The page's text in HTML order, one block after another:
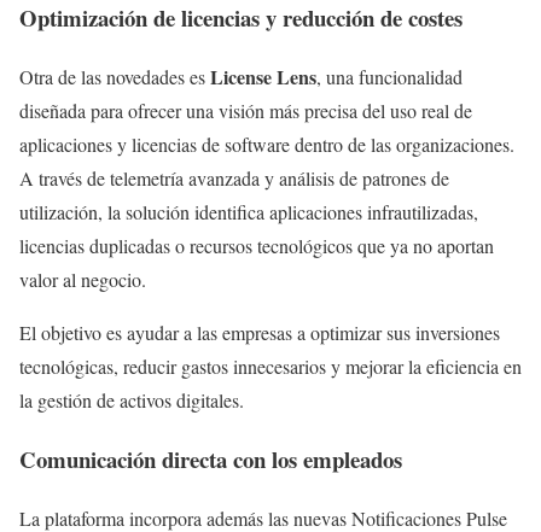
Optimización de licencias y reducción de costes
Otra de las novedades esLicense Lens, una funcionalidad
diseñada para ofrecer una visión más precisa del uso real de
aplicaciones y licencias de software dentro de las organizaciones.
A través de telemetría avanzada y análisis de patrones de
utilización, la solución identifica aplicaciones infrautilizadas,
licencias duplicadas o recursos tecnológicos que ya no aportan
valor al negocio.
El objetivo es ayudar a las empresas a optimizar sus inversiones
tecnológicas, reducir gastos innecesarios y mejorar la eficiencia en
la gestión de activos digitales.
Comunicación directa con los empleados
La plataforma incorpora además las nuevas Notificaciones Pulse